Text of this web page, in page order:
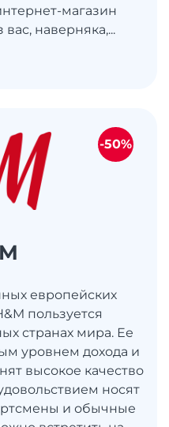
магазин
наверняка,...
европейских
пользуется
странах мира. Ее
уровнем дохода и
высокое качество
носят
и обычные
-50%